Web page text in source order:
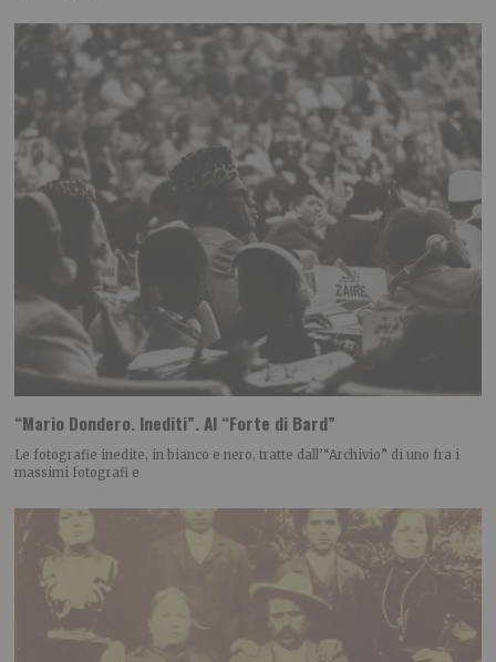
“Mario Dondero. Inediti”. Al “Forte di Bard”
Le fotografie inedite, in bianco e nero, tratte dall’“Archivio” di uno fra i
massimi fotografi e